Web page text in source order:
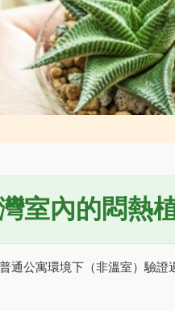
室內的悶熱
通公寓環境下（非溫室）驗